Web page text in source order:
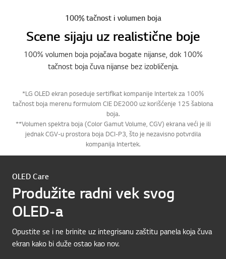
100% tačnost i volumen boja
Scene sijaju uz realistične boje
100% volumen boja pojačava bogate nijanse, dok 100%
tačnost boja čuva nijanse bez izobličenja.
*LG OLED ekran poseduje sertifikat kompanije Intertek za 100%
tačnost boja merenu formulom CIE DE2000 uz korišćenje 125 šablona
boja.
**Volumen spektra boja (Color Gamut Volume, CGV) ekrana veći je ili
jednak CGV-u prostora boja DCI-P3, što je nezavisno potvrdila
kompanija Intertek.
OLED Care
Produžite radni vek svog
OLED-a
Opustite se i ne brinite uz integrisanu zaštitu panela koja čuva
ekran kako bi duže ostao kao nov.